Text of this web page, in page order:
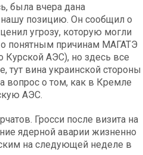
была вчера дана
нашу позицию. Он сообщил о
угрозу, которую могли
понятным причинам МАГАТЭ
Курской АЭС), но здесь все
тут вина украинской стороны
вопрос о том, как в Кремле
АЭС.
Гросси после визита на
ядерной аварии жизненно
на следующей неделе в